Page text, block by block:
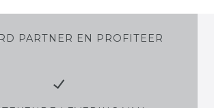
PARTNER EN PROFITEER